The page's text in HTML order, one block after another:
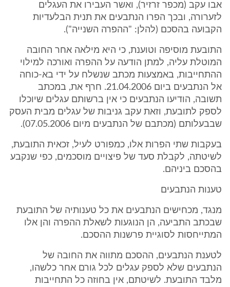
אבו עקב (מכפר זרזיר), ואשר העבירו את העגלים
לזערורה, ובכך הפרו הנתבעים את תנית הבלעדיות
הקבועה בהסכם (להלן: "ההפרה השנייה").
התובעת מוסיפה וטוענת, כי היא מילאה אחר החובה
המוטלת עליה, למתן הודעה על ההפרה ואורכה למילוי
ההתחייבות, באמצעות מכתב שנשלח על ידי בא-כוחה
אל הנתבעים ביום 21.04.2006. חרף את, במכתב
תשובה, הודיעו הנתבעים כי אין ברשותם עגלים שיוכלו
לספק לתובעת, וזאת עקב גניבות של עגלים מבית העסק
שבבעלותם (מכתבם של הנתבעים מיום 07.05.2006).
בעקבות שתי הפרות אלו, כמפורט לעיל, זכאית התובעת,
לשיטתה, לקבלת סעד של פיצויים מוסכמים, כפי שנקבע
בהסכם ביניהם.
טענות הנתבעים
מנגד, מכחישים הנתבעים את כל טענותיה של התובעת
שבכתב התביעה, הן הנוגעות לשאלת ההפרה והן אלו
המתייחסות לסוגיית פרשנות ההסכם.
לטענת הנתבעים, ההסכם מתווה את החובה של
הנתבעים שלא לספק עגלים לכל גורם אחר כלשהו,
מלבד התובעת. לשיטתם, אין בחוזה כל התחייבות